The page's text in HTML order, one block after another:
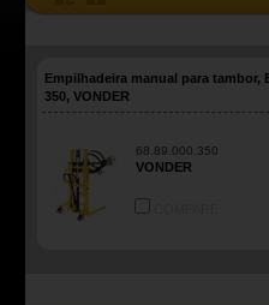
Empilhadeira manual para tambor,
350, VONDER
68.89.000.350
VONDER